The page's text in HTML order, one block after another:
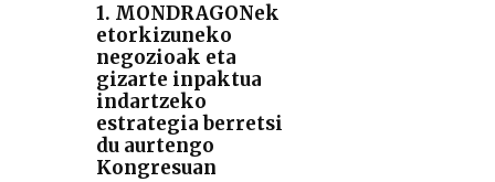
1. MONDRAGONek
etorkizuneko
negozioak eta
gizarte inpaktua
indartzeko
estrategia berretsi
du aurtengo
Kongresuan